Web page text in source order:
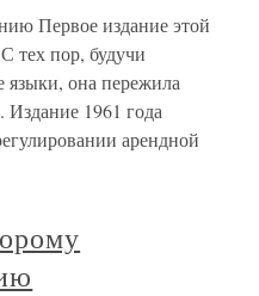
Первое издание этой
тех пор, будучи
языки, она пережила
1961 года
арендной